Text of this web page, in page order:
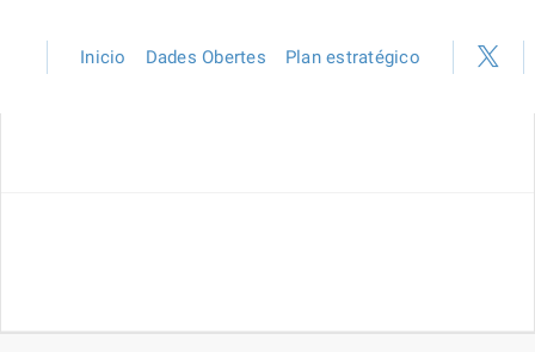
Inicio Dades Obertes Plan estratégico